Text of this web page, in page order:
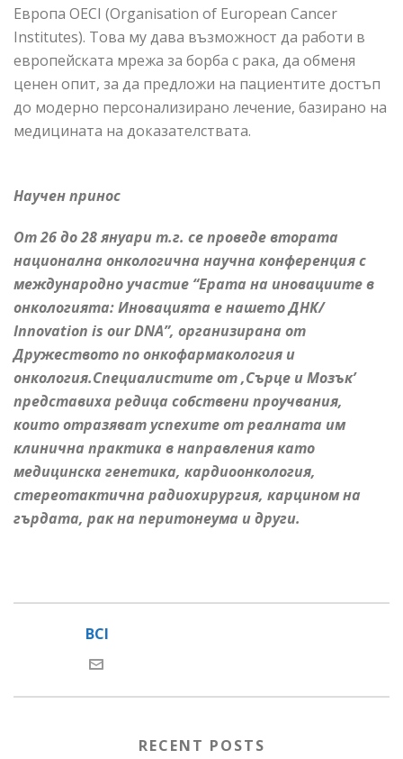
Европа OECI (Organisation of European Cancer
Institutes). Това му дава възможност да работи в
европейската мрежа за борба с рака, да обменя
ценен опит, за да предложи на пациентите достъп
до модерно персонализирано лечение, базирано на
медицината на доказателствата.
Научен принос
От 26 до 28 януари т.г. се проведе втората
национална онкологична научна конференция с
международно участие “Ерата на иновациите в
онкологията: Иновацията е нашето ДНК/
Innovation is our DNA”, организирана от
Дружеството по онкофармакология и
онкология.Специалистите от ,Сърце и Мозък’
представиха редица собствени проучвания,
които отразяват успехите от реалната им
клинична практика в направления като
медицинска генетика, кардиоонкология,
стереотактична радиохирургия, карцином на
гърдата, рак на перитонеума и други.
BCI
RECENT POSTS